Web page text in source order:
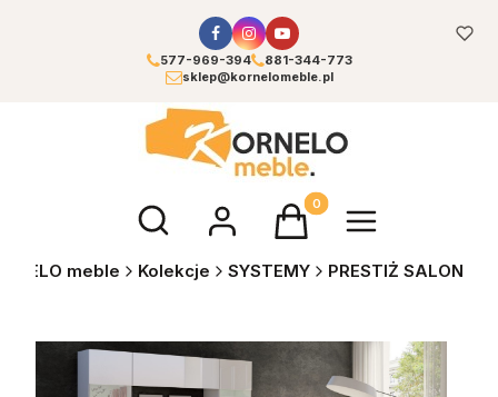
577-969-394
881-344-773
sklep@kornelomeble.pl
Otwórz wyszukiwarkęProdukty w koszyku: 0.
meble Kolekcje SYSTEMY PRESTIŻ SALON